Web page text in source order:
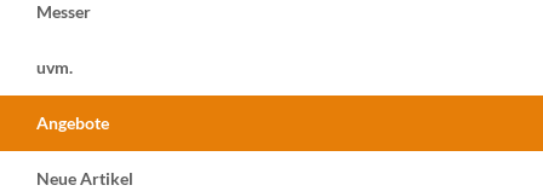
Messer
uvm.
Angebote
Neue Artikel